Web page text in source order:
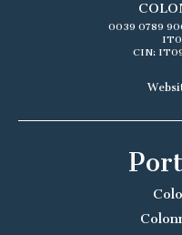
0039 0789
CIN: